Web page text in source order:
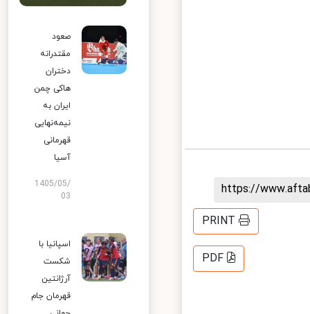
https://
PRINT
PDF
صعود
مقتدرانه
دختران
هاکی چمن
ایران به
نیمه‌نهایی
قهرمانی
آسیا
1405/05/
03
اسپانیا با
شکست
آرژانتین
قهرمان جام